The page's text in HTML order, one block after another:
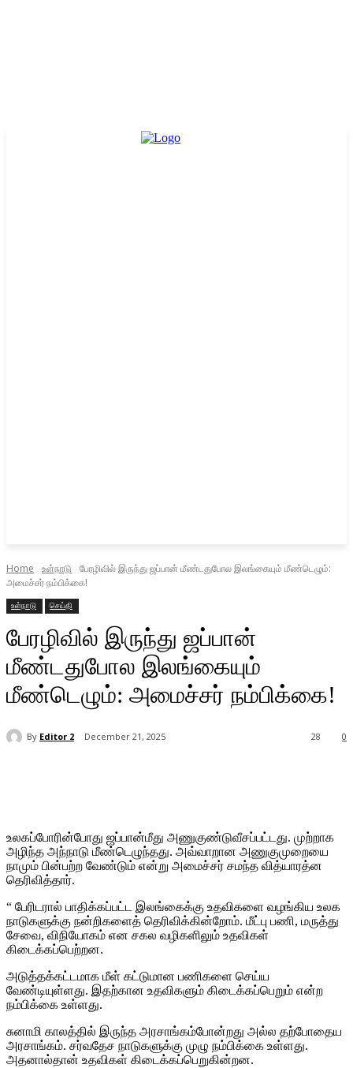
Home உள்நாடு
பேரழிவில் இருந்து ஜப்பான் மீண்டதுபோல இலங்கையும் மீண்டெழும்:
அமைச்சர் நம்பிக்கை!
உள்நாடு செய்தி
பேரழிவில் இருந்து ஜப்பான்
மீண்டதுபோல இலங்கையும்
மீண்டெழும்: அமைச்சர் நம்பிக்கை!
By Editor 2 December 21, 2025 0
28
உலகப்போரின்போது ஜப்பான்மீது அணுகுண்டுவீசப்பட்டது. முற்றாக
அழிந்த அந்நாடு மீண்டெழுந்தது. அவ்வாறான அணுகுமுறையை
நாமும் பின்பற்ற வேண்டும் என்று அமைச்சர் சமந்த வித்யாரத்ன
தெரிவித்தார்.
“ பேரிடரால் பாதிக்கப்பட்ட இலங்கைக்கு உதவிகளை வழங்கிய உலக
நாடுகளுக்கு நன்றிகளைத் தெரிவிக்கின்றோம். மீட்பு பணி, மருத்து
சேவை, விநியோகம் என சகல வழிகளிலும் உதவிகள்
கிடைக்கப்பெற்றன.
அடுத்தக்கட்டமாக மீள் கட்டுமான பணிகளை செய்ய
வேண்டியுள்ளது. இதற்கான உதவிகளும் கிடைக்கப்பெறும் என்ற
நம்பிக்கை உள்ளது.
சுனாமி காலத்தில் இருந்த அரசாங்கம்போன்றது அல்ல தற்போதைய
அரசாங்கம். சர்வதேச நாடுகளுக்கு முழு நம்பிக்கை உள்ளது.
அதனால்தான் உதவிகள் கிடைக்கப்பெறுகின்றன.